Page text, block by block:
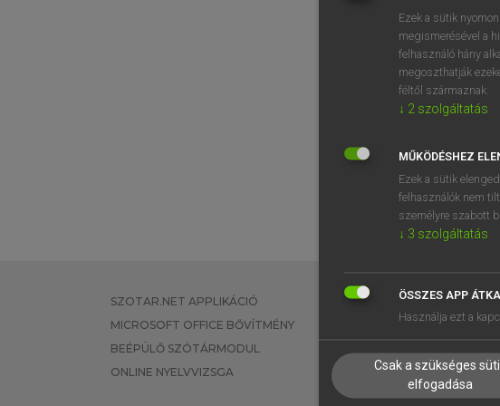
SZOTAR.NET APPLIKÁCIÓ
MICROSOFT OFFICE BŐVÍTMÉNY
BEÉPÜLŐ SZÓTÁRMODUL
ONLINE NYELVVIZSGA
EGYÉNI FELHASZNÁLÓKNAK
TANULÓKNAK
VÁLLALATI MEGOLDÁSOK
Ezek a sütik
megismerésével a
felhasználó hány
megoszthatják
féltől származnak.
↓ 2 szolgáltatás
MŰKÖDÉSHEZ
Ezek a sütik
felhasználók nem
személyre szabott
↓ 3 szolgáltatás
ÖSSZES APP
Használja ezt a
Csak a szükséges
elfogadása